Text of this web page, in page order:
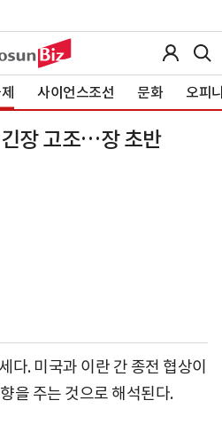
사이언스조선 문화 오피
장 고조…장 초반
다. 미국과 이란 간 종전 협상이
을 주는 것으로 해석된다.